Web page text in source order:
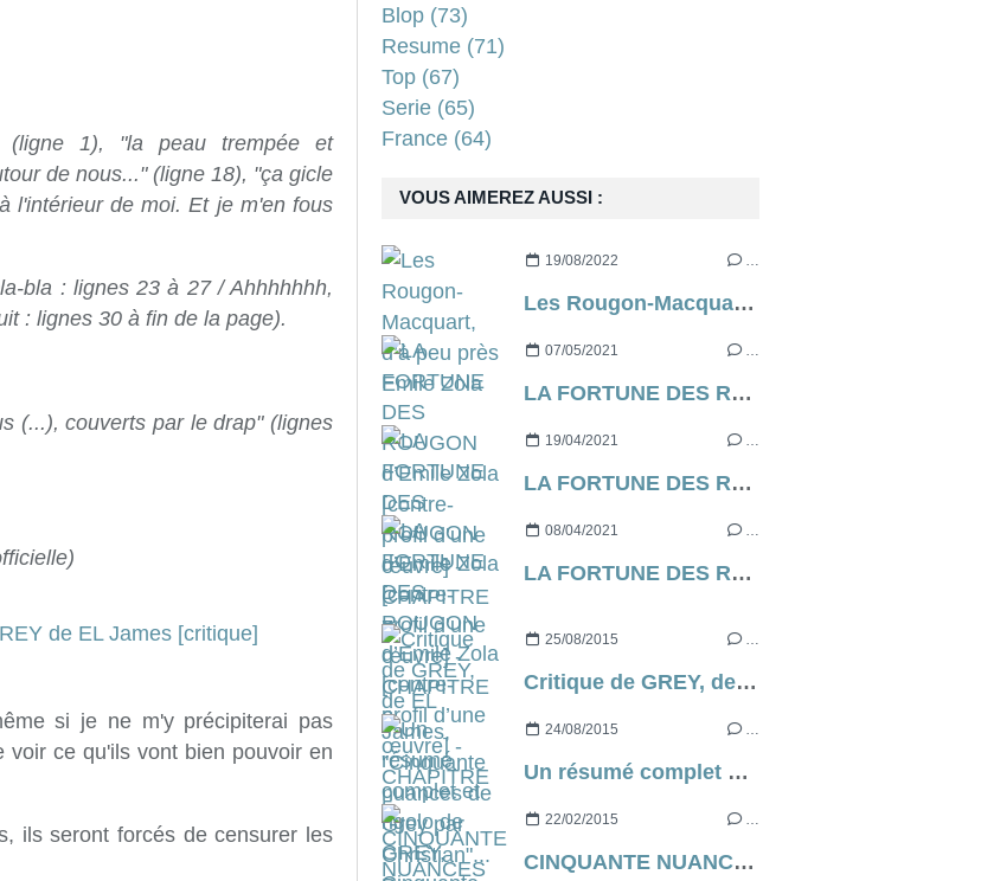
(ligne 1), "la peau trempée et
de nous..." (ligne 18), "ça gicle
l'intérieur de moi. Et je m'en fous
bla : lignes 23 à 27 / Ahhhhhhh,
: lignes 30 à fin de la page).
(...), couverts par le drap" (lignes
si je ne m'y précipiterai pas
ce qu'ils vont bien pouvoir en
ils seront forcés de censurer les
VOUS AIMEREZ AUSSI :
19/08/2022 …
Les Rougon-Macquart, d’à peu près Emile Zola
07/05/2021 …
LA FORTUNE DES ROUGON d’Emile Zola [contre-profil d’une œuvre] - CHAPITRE 7
19/04/2021 …
LA FORTUNE DES ROUGON d’Emile Zola [contre-profil d’une œuvre] - CHAPITRE 6
08/04/2021 …
LA FORTUNE DES ROUGON d’Emile Zola [contre-profil d’une œuvre] - CHAPITRE 5
25/08/2015 …
Critique de GREY, de EL James, "Cinquante nuances de Grey par Christian"... Par sa queue.
24/08/2015 …
Un résumé complet et rigolo de GREY, Cinquante nuances de Grey par Christian de E.L. James
22/02/2015 …
CINQUANTE NUANCES DE GREY, le film de Sam Taylor-Wood [critique]
Blop (73)
Resume (71)
Top (67)
Serie (65)
France (64)